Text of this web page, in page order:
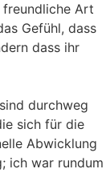
Art
Gefühl, dass
dass ihr
durchweg
sich für die
Abwicklung
ich war rundum